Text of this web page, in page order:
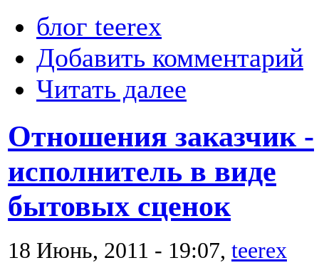
блог teerex
Добавить комментарий
Читать далее
Отношения заказчик -
исполнитель в виде
бытовых сценок
18 Июнь, 2011 - 19:07, teerex